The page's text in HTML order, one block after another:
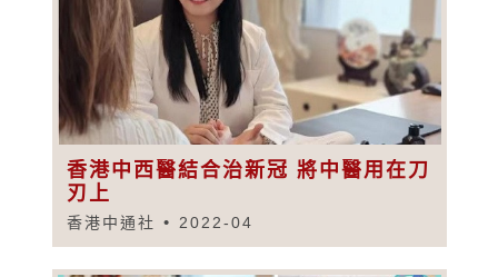
香港中西醫結合治新冠 將中醫用在刀
刃上
香港中通社 2022-04